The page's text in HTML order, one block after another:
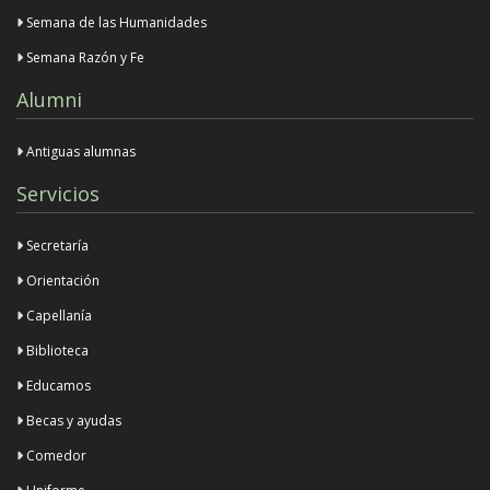
Semana de las Humanidades
Semana Razón y Fe
Alumni
Antiguas alumnas
Servicios
Secretaría
Orientación
Capellanía
Biblioteca
Educamos
Becas y ayudas
Comedor